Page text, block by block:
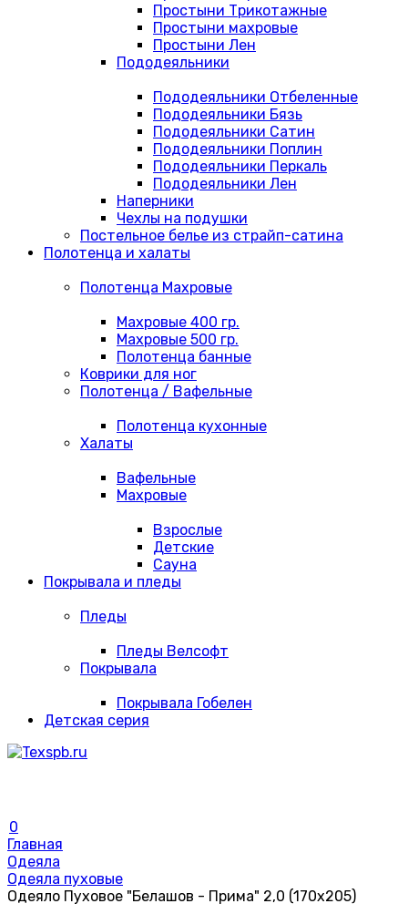
Простыни Трикотажные
Простыни махровые
Простыни Лен
Пододеяльники
Пододеяльники Отбеленные
Пододеяльники Бязь
Пододеяльники Сатин
Пододеяльники Поплин
Пододеяльники Перкаль
Пододеяльники Лен
Наперники
Чехлы на подушки
Постельное белье из страйп-сатина
Полотенца и халаты
Полотенца Махровые
Махровые 400 гр.
Махровые 500 гр.
Полотенца банные
Коврики для ног
Полотенца / Вафельные
Полотенца кухонные
Халаты
Вафельные
Махровые
Взрослые
Детские
Сауна
Покрывала и пледы
Пледы
Пледы Велсофт
Покрывала
Покрывала Гобелен
Детская серия
0
Главная
Одеяла
Одеяла пуховые
Одеяло Пуховое "Белашов - Прима" 2,0 (170х205)